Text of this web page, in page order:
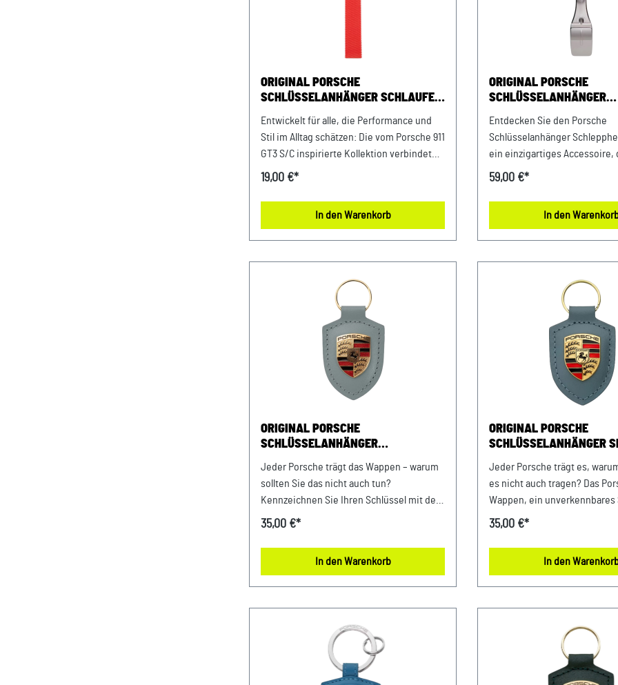
LederNur mit einem feuchten
Microfasertuch abwischen.
Oakgrünmetallic Verkauf und
durch: AVP Sportwagen
Porsche-Straße 194447
ORIGINAL PORSCHE
SCHLÜSSELANHÄNGER SCHLAUFE
Entwickelt für alle, die Performance und
Stil im Alltag schätzen: Die vom Porsche 911
GT3 S/C inspirierte Kollektion verbindet
Performance und Präzision mit
hält Schlüssel, Ausweis und weitere
Essentials griffbereit zusammen. Details:
mm x 5 mm Material- und Pflegehinweise:
Webband: 100% Polyester; Karabiner: 100
% ZinklegierungNicht waschen, nicht
bügeln. Farbe: Rot Verkauf und Versand
durch: AVP Sportwagen GmbHPorsche
Zentrum NiederbayernFerdinand-
Porsche-Straße 194447 PlattlingUSt-
19,00 €*
In den Warenkorb
ORIGINAL PORSCHE
SCHLÜSSELANHÄNGER
Entdecken Sie den Porsche
Schlüsselanhänger
ein einzigartiges Accessoire,
Essenz des legendären 911
von den Hochleistungs-
des 911 GT3 und kombiniert
Reinigen mit einem feuchten
Microfasertuch abwischen.
Design:Klassisches Porsche
GT3 Verkauf und Versand
Sportwagen GmbH Porsche
Niederbayern/Plattling
Porsche-Straße 1 94447
Ident.-Nr.: DE812582425
59,00 €*
In den
ORIGINAL PORSCHE
SCHLÜSSELANHÄNGER
EMBLEM
Jeder Porsche trägt das Wappen – warum
sollten Sie das nicht auch tun?
Kennzeichnen Sie Ihren Schlüssel mit dem
hochwertigen Echtleder-
mitgelieferten Geschenkverpackung
eignet er sich auch ideal als Präsent für
Wappen Für alle Porsche Schlüssel
geeignet Made in Germany Abmessungen:
80 mm x 41 mm x 8 mm Material- und
Pflegehinweise: 100% LederNur mit einem
35,00 €*
In den Warenkorb
ORIGINAL PORSCHE
SCHLÜSSELANHÄNGER
Jeder Porsche trägt es,
es nicht auch tragen? Das
Wappen, ein unverkennbares
Statement für Ihren Schlüssel.
hochwertigen
Echtleder zum perfekten
Schlüssel geeignet Mit
Geschenkverpackung Made in
Abmessungen: 80 mm x 41
Material- und Pflegehinweise:
35,00 €*
In den